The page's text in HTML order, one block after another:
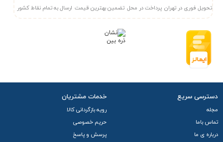
تحویل فوری در تهران پرداخت در محل تضمین بهترین قیمت ارسال به تمام نقاط کشور
دسترسی سریع
مجله
تماس باما
درباره ی ما
خدمات مشتریان
رویه بازگردانی کالا
حریم خصوصی
پرسش و پاسخ